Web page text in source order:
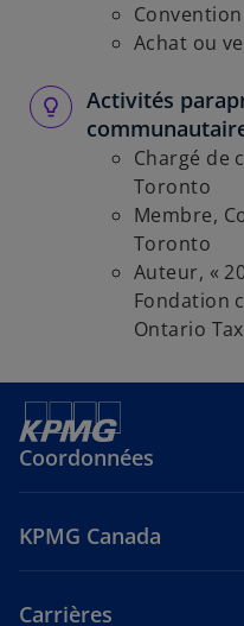
Achat ou
Activités
Chargé de
Toronto
Membre,
Toronto
Auteur, «
Fondation
Ontario
Coordonnées
KPMG Canada
Carrières